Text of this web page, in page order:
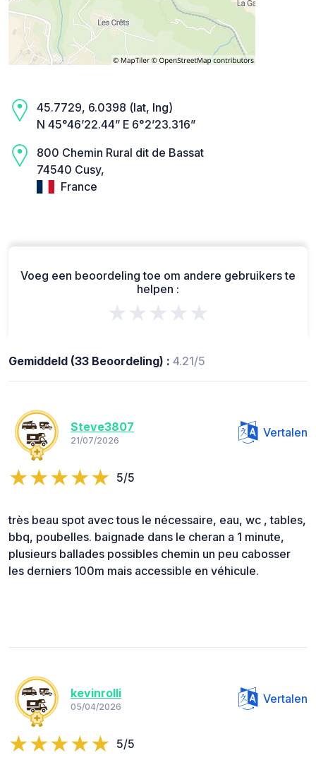
45.7729, 6.0398 (lat, lng)
N 45°46’22.44” E 6°2’23.316”
800 Chemin Rural dit de Bassat
74540 Cusy,
France
Voeg een beoordeling toe om andere gebruikers te
helpen :
★★★★★
Gemiddeld (33 Beoordeling) : 4.21/5
Steve3807
21/07/2026
Vertalen
5/5
très beau spot avec tous le nécessaire, eau, wc , tables,
bbq, poubelles. baignade dans le cheran a 1 minute,
plusieurs ballades possibles chemin un peu cabosser
les derniers 100m mais accessible en véhicule.
kevinrolli
05/04/2026
Vertalen
5/5